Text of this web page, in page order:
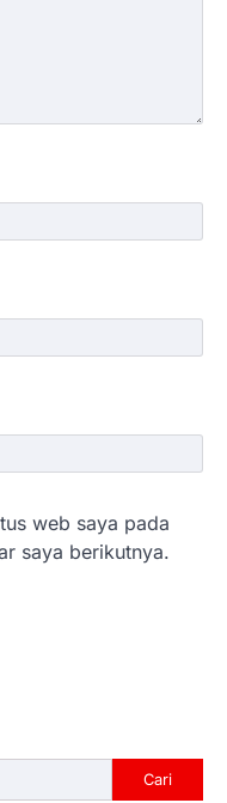
web saya pada
saya berikutnya.
Cari